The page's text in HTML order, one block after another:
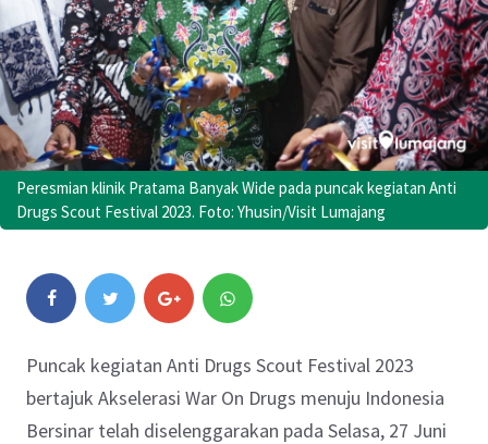
Peresmian klinik Pratama Banyak Wide pada puncak kegiatan Anti
Drugs Scout Festival 2023. Foto: Yhusin/Visit Lumajang
Puncak kegiatan Anti Drugs Scout Festival 2023
bertajuk Akselerasi War On Drugs menuju Indonesia
Bersinar telah diselenggarakan pada Selasa, 27 Juni